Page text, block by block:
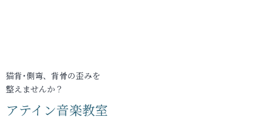
猫背･側弯、背骨の歪みを
整えませんか？
アテイン音楽教室